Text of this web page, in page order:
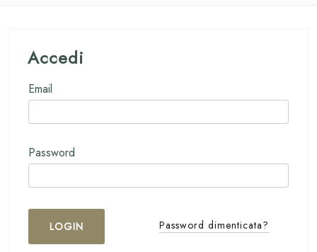
Accedi
Email
Password
Password dimenticata?